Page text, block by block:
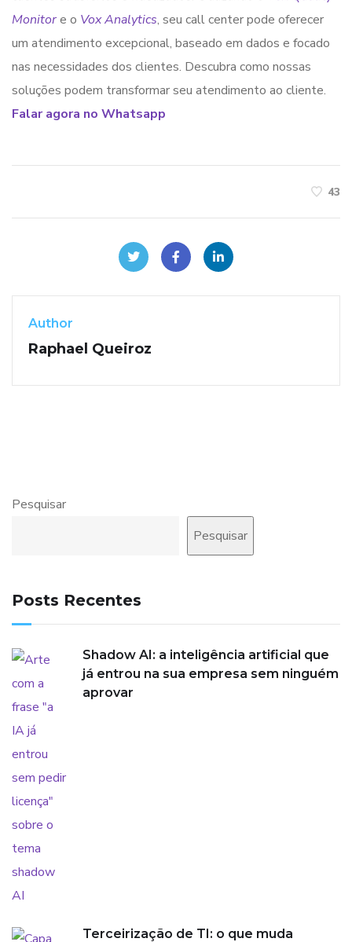
Monitore o Vox Analytics, seu call center pode oferecer
um atendimento excepcional, baseado em dados e focado
nas necessidades dos clientes. Descubra como nossas
soluções podem transformar seu atendimento ao cliente.
Falar agora no Whatsapp
43
Author
Raphael Queiroz
Pesquisar
Pesquisar
Posts Recentes
Shadow AI: a inteligência artificial que
já entrou na sua empresa sem ninguém
aprovar
Terceirização de TI: o que muda